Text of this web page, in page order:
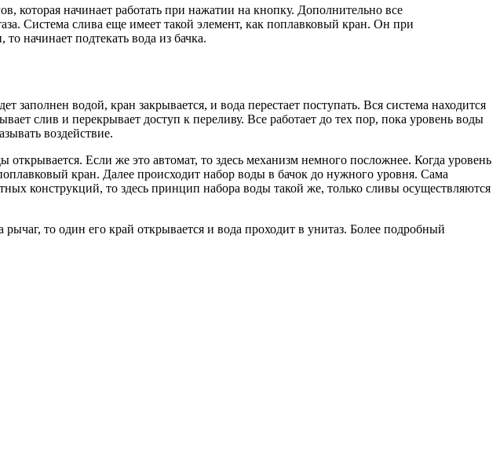
которая начинает работать при нажатии на кнопку. Дополнительно все
Система слива еще имеет такой элемент, как поплавковый кран. Он при
начинает подтекать вода из бачка.
заполнен водой, кран закрывается, и вода перестает поступать. Вся система находится
слив и перекрывает доступ к переливу. Все работает до тех пор, пока уровень воды
воздействие.
Если же это автомат, то здесь механизм немного посложнее. Когда уровень
кран. Далее происходит набор воды в бачок до нужного уровня. Сама
конструкций, то здесь принцип набора воды такой же, только сливы осуществляются
то один его край открывается и вода проходит в унитаз. Более подробный